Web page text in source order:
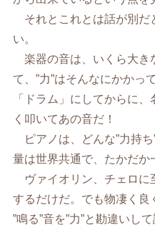
それとこれとは話が別だ
い。
楽器の音は、いくら大き
て、”力”はそんなにかかっ
「ドラム」にしてからに
く叩いてあの音だ！
ピアノは、どんな”力持
量は世界共通で、たかだか
ヴァイオリン、チェロに
するだけだ。でも物凄く良
”鳴る”音を”力”と勘違いし